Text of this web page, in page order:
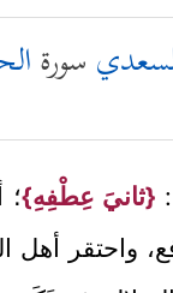
سورة
{ثانيَ عِطْفِهِ}؛
واحتقر